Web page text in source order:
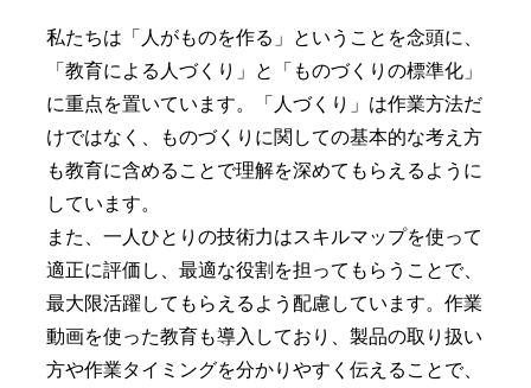
私たちは「人がものを作る」ということを念頭に、
「教育による人づくり」と「ものづくりの標準化」
に重点を置いています。「人づくり」は作業方法だ
けではなく、ものづくりに関しての基本的な考え方
も教育に含めることで理解を深めてもらえるように
しています。
また、一人ひとりの技術力はスキルマップを使って
適正に評価し、最適な役割を担ってもらうことで、
最大限活躍してもらえるよう配慮しています。作業
動画を使った教育も導入しており、製品の取り扱い
方や作業タイミングを分かりやすく伝えることで、